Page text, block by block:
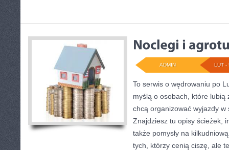
LUT -
ADMIN
To serwis o wędrowaniu po
myślą o osobach, które lubią
chcą organizować wyjazdy
Znajdziesz tu opisy ścieżek,
także pomysły na
tych, którzy cenią ciszę, ale